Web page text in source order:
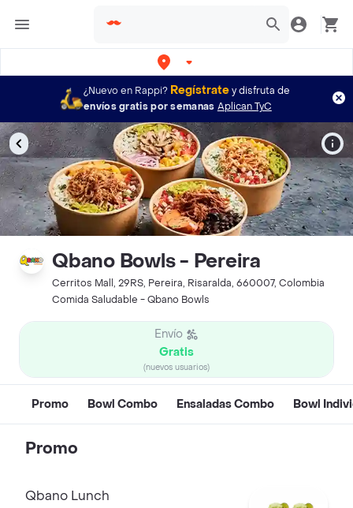
Bogotá
¿Nuevo en Rappi? Regístratey disfruta de
envíos gratis por semanas Aplican TyC
Qbano Bowls - Pereira
Cerritos Mall, 29RS, Pereira, Risaralda, 660007, Colombia
Comida Saludable - Qbano Bowls
Envío
Gratis
(nuevos usuarios)
Promo Bowl Combo Ensaladas Combo Bowl
Promo
Qbano Lunch